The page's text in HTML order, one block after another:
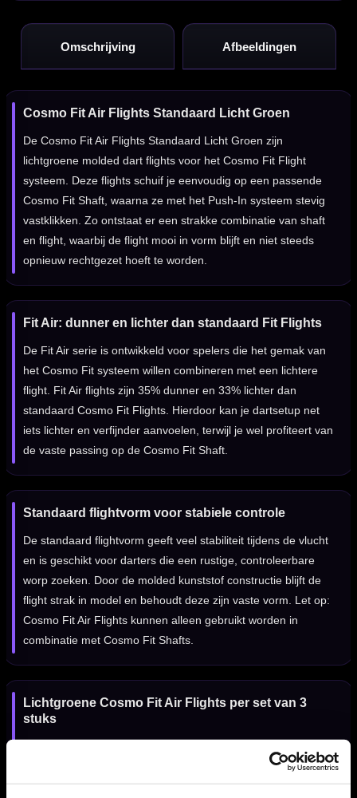
Omschrijving Afbeeldingen
Cosmo Fit Air Flights Standaard Licht Groen
De Cosmo Fit Air Flights Standaard Licht Groen zijn
lichtgroene molded dart flights voor het Cosmo Fit Flight
systeem. Deze flights schuif je eenvoudig op een passende
Cosmo Fit Shaft, waarna ze met het Push-In systeem stevig
vastklikken. Zo ontstaat er een strakke combinatie van shaft
en flight, waarbij de flight mooi in vorm blijft en niet steeds
opnieuw rechtgezet hoeft te worden.
Fit Air: dunner en lichter dan standaard Fit Flights
De Fit Air serie is ontwikkeld voor spelers die het gemak van
het Cosmo Fit systeem willen combineren met een lichtere
flight. Fit Air flights zijn 35% dunner en 33% lichter dan
standaard Cosmo Fit Flights. Hierdoor kan je dartsetup net
iets lichter en verfijnder aanvoelen, terwijl je wel profiteert van
de vaste passing op de Cosmo Fit Shaft.
Standaard flightvorm voor stabiele controle
De standaard flightvorm geeft veel stabiliteit tijdens de vlucht
en is geschikt voor darters die een rustige, controleerbare
worp zoeken. Door de molded kunststof constructie blijft de
flight strak in model en behoudt deze zijn vaste vorm. Let op:
Cosmo Fit Air Flights kunnen alleen gebruikt worden in
combinatie met Cosmo Fit Shafts.
Lichtgroene Cosmo Fit Air Flights per set van 3
stuks
geleverd per set van drie stuks. De lichtgroene kleur geeft je
dartpijlen een frisse en opvallende uitstraling en is mooi te